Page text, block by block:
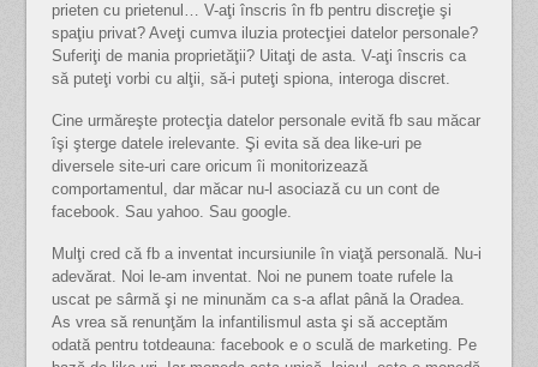
prieten cu prietenul… V-aţi înscris în fb pentru discreţie şi
spaţiu privat? Aveţi cumva iluzia protecţiei datelor personale?
Suferiţi de mania proprietăţii? Uitaţi de asta. V-aţi înscris ca
să puteţi vorbi cu alţii, să-i puteţi spiona, interoga discret.
Cine urmăreşte protecţia datelor personale evită fb sau măcar
îşi şterge datele irelevante. Şi evita să dea like-uri pe
diversele site-uri care oricum îi monitorizează
comportamentul, dar măcar nu-l asociază cu un cont de
facebook. Sau yahoo. Sau google.
Mulţi cred că fb a inventat incursiunile în viaţă personală. Nu-i
adevărat. Noi le-am inventat. Noi ne punem toate rufele la
uscat pe sârmă şi ne minunăm ca s-a aflat până la Oradea.
As vrea să renunţăm la infantilismul asta şi să acceptăm
odată pentru totdeauna: facebook e o sculă de marketing. Pe